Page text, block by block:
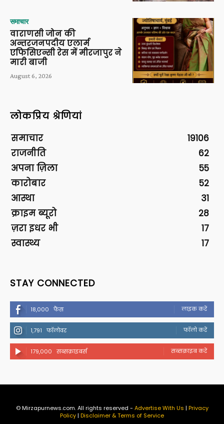
समाचार
वाराणसी जोन की
अन्तरजनपदीय एलार्म
एफिसिएन्सी रेस में मीरजापुर ने
मारी बाजी
August 6, 2026
लोकप्रिय श्रेणियां
समाचार
19106
राजनीति
62
अपना ज़िला
55
कारोबार
52
आस्था
31
क्राइम ब्यूरो
28
ज़रा इधर भी
17
स्वास्थ्य
17
STAY CONNECTED
18,000 फैंस लाइक करें
1,791 फॉलोवर फॉलो करें
179,000 सब्सक्राइबर्स सब्सक्राइब करें
© Mirzapurnews.com. All rights reserved - Advertise With Us | Privacy
Policy| Disclaimer & Terms of Service